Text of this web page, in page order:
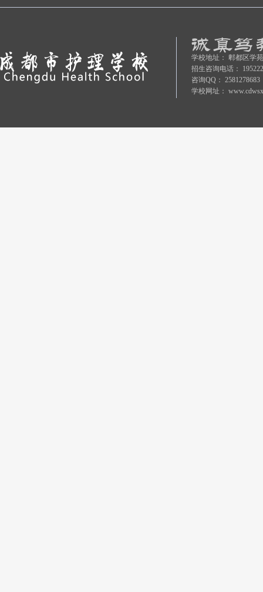
学校地址： 郫都区学
招生咨询电话：
咨询QQ： 2581278683
学校网址：